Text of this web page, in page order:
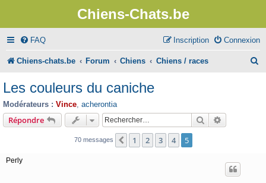
Chiens-Chats.be
FAQ Connexion
Inscription
Chiens-chats.be Forum Chiens Chiens / races
Les couleurs du caniche
Modérateurs : Vince acherontia
Répondre Rechercher
70 messages Précédent
1 2 3 4 5
Perly